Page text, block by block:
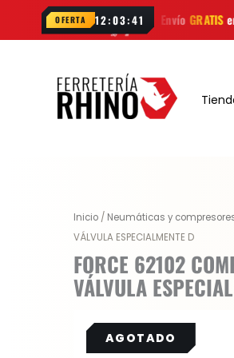
OFERTA 12:03:40
Envío GRATISen Bogotá
Inicio / Neumáticas y
VÁLVULA ESPECIALMENTE D
FORCE 62102
VÁLVULA
Original
price
was:
$ 188.400.
Current
price
is:
$ 141.300.